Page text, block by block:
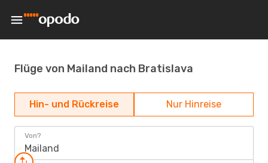
Flüge von Mailand nach Bratislava
Hin- und Rückreise Nur Hinreise
Von?
Mailand